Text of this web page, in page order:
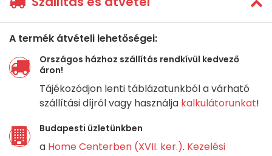
A termék átvételi lehetőségei:
Országos házhoz szállítás rendkívül kedvező
áron!
Tájékozódjon lenti táblázatunkból a várható
szállítási díjról vagy használja kalkulátorunkat!
Budapesti üzletünkben
a Home Centerben (XVII. ker.). Kezelési